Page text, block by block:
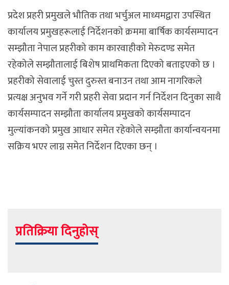
प्रदेश प्रहरी प्रमुखले भौतिक तथा भर्चुअल माध्यमद्वारा उपस्थित
कार्यालय प्रमुखहरूलाई निर्देशनको क्रममा बार्षिक कार्यसम्पादन
सम्झौता नेपाल प्रहरीको काम कारवाहीको मेरुदण्ड समेत
रहेकोले सम्झौतालाई बिशेष प्राथमिकता दिएको बताइएको छ ।
प्रहरीको सेवालाई चुस्त दुरुस्त बनाउन तथा आम नागरिकले
प्रत्यक्ष अनुभव गर्ने गरी प्रहरी सेवा प्रदान गर्न निर्देशन दिनुका साथै
कार्यसम्पादन सम्झौता कार्यालय प्रमुखको कार्यसम्पादन
मुल्यांकनको प्रमुख आधार समेत रहेकोले सम्झौता कार्यान्वयनमा
सक्रिय भएर लाग्न समेत निर्देशन दिएका छन् ।
प्रतिक्रिया दिनुहोस्